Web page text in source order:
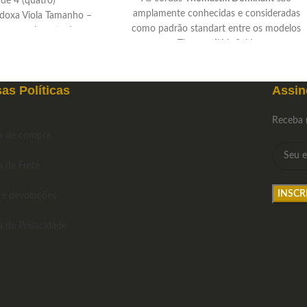
Viola Tamanho –
amplamente conhecidas e consideradas
como padrão standart entre os modelos
Políticas